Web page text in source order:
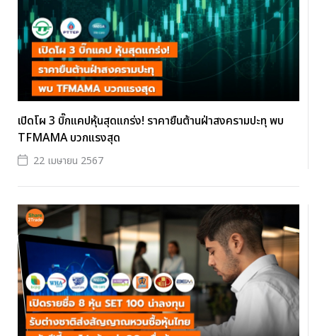
เปิดโผ 3 บิ๊กแคปหุ้นสุดแกร่ง! ราคายืนต้านฝ่าสงครามปะทุ พบ
TFMAMA บวกแรงสุด
22 เมษายน 2567